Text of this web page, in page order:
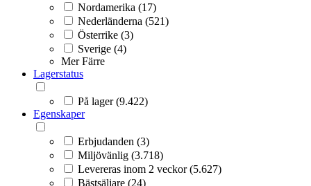
Nordamerika (17)
Nederländerna (521)
Österrike (3)
Sverige (4)
Mer Färre
Lagerstatus
På lager (9.422)
Egenskaper
Erbjudanden (3)
Miljövänlig (3.718)
Levereras inom 2 veckor (5.627)
Bästsäljare (24)